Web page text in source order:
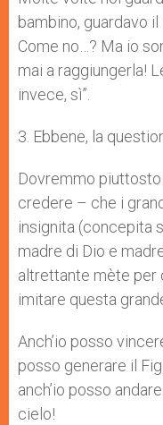
bambino, guardavo il
Come no…? Ma io
mai a raggiungerla!
invece, sì”.
3. Ebbene, la
Dovremmo
credere – che i
insignita (concepita
madre di Dio e
altrettante mète per
imitare questa
Anch’io posso
posso generare il
anch’io posso
cielo!